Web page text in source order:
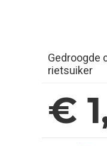
Gedroogde
rietsuiker
€